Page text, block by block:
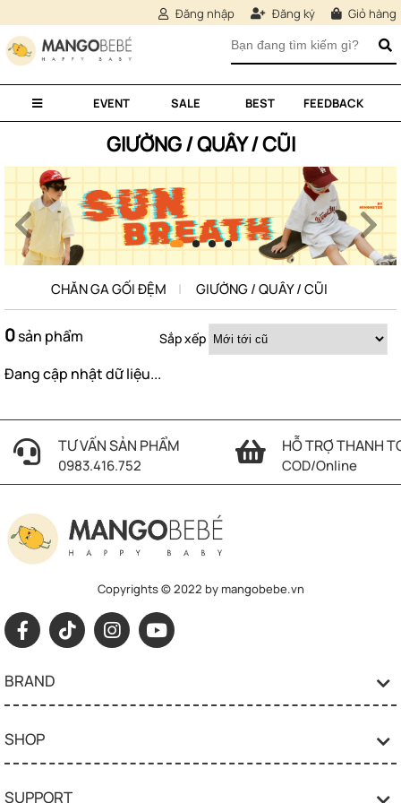
Đăng nhập Đăng ký Giỏ hàng
EVENT SALE BEST FEEDBACK
GIƯỜNG / QUÂY / CŨI
CHĂN GA GỐI ĐỆM GIƯỜNG / QUÂY / CŨI
0sản phẩm Sắp xếp
Đang cập nhật dữ liệu...
TƯ VẤN SẢN PHẨM
0983.416.752
HỖ TRỢ THANH
COD/Online
Copyrights © 2022 by mangobebe.vn
BRAND
SHOP
SUPPORT